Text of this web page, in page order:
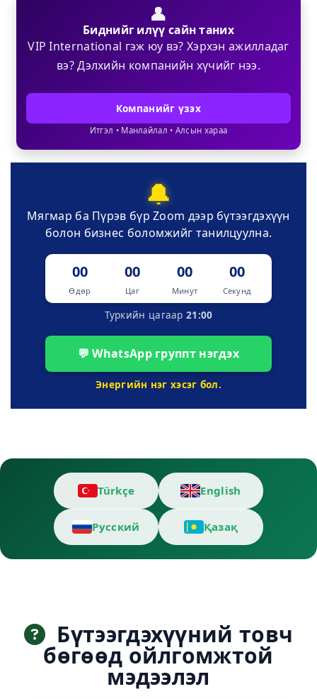
👤
Биднийг илүү сайн таних
VIP International гэж юу вэ? Хэрхэн ажилладаг
вэ? Дэлхийн компанийн хүчийг нээ.
Компанийг үзэх
Итгэл • Манлайлал • Алсын хараа
🔔
Мягмар ба Пүрэв бүр Zoom дээр бүтээгдэхүүн
болон бизнес боломжийг танилцуулна.
00
Өдөр
00
Цаг
00
Минут
00
Секунд
Туркийн цагаар 21:00
💬 WhatsApp группт нэгдэх
Энергийн нэг хэсэг бол.
Türkçe English
Русский Қазақ
Бүтээгдэхүүний товч
бөгөөд ойлгомжтой
мэдээлэл